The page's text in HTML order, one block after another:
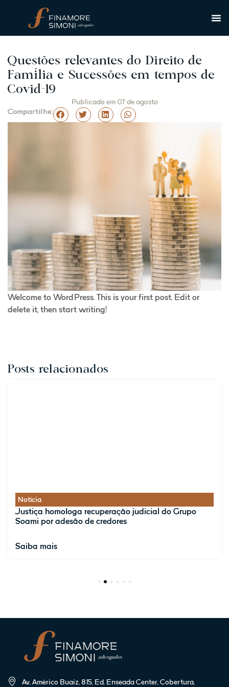
Questões relevantes do Direito de
Família e Sucessões em tempos de
Covid-19
Publicado em 07 de agosto
Compartilhe:
Welcome to WordPress. This is your first post. Edit or
delete it, then start writing!
Posts relacionados
Notícia
Justiça homologa recuperação judicial do Grupo
Soami por adesão de credores
Saiba mais
6
Av. Américo Buaiz, 815, Ed. Enseada Center, Cobertura,